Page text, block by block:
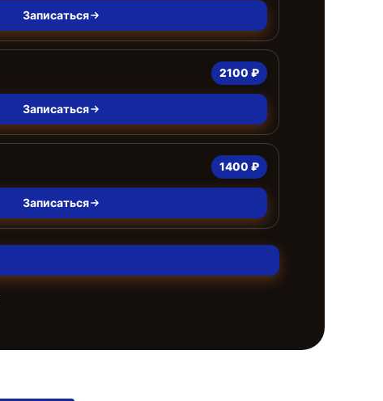
Записаться
2100 ₽
Записаться
1400 ₽
Записаться